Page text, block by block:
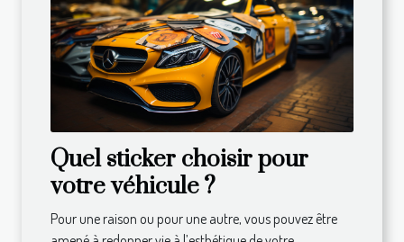
Quel sticker choisir pour
votre véhicule ?
Pour une raison ou pour une autre, vous pouvez être